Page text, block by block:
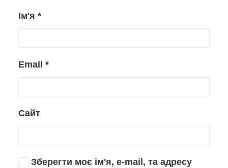
Ім'я *
Email *
Сайт
Зберегти моє ім'я, e-mail, та адресу